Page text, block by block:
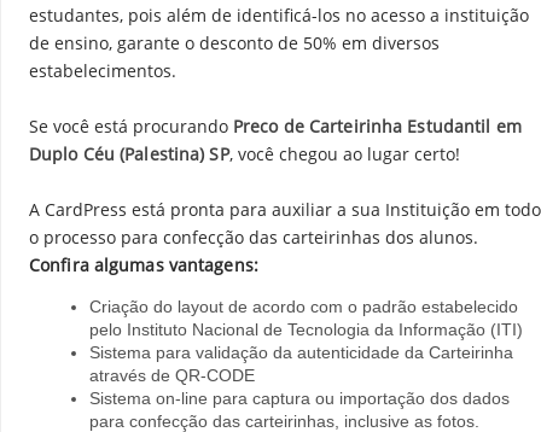
estudantes, pois além de identificá-los no acesso a instituição
de ensino, garante o desconto de 50% em diversos
estabelecimentos.
Se você está procurando Preco de Carteirinha Estudantil em
Duplo Céu (Palestina) SP, você chegou ao lugar certo!
A CardPress está pronta para auxiliar a sua Instituição em todo
o processo para confecção das carteirinhas dos alunos.
Confira algumas vantagens:
Criação do layout de acordo com o padrão estabelecido
pelo Instituto Nacional de Tecnologia da Informação (ITI)
Sistema para validação da autenticidade da Carteirinha
através de QR-CODE
Sistema on-line para captura ou importação dos dados
para confecção das carteirinhas, inclusive as fotos.